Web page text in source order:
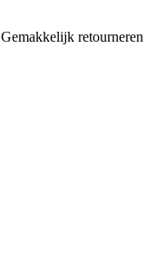
Gemakkelijk retourneren